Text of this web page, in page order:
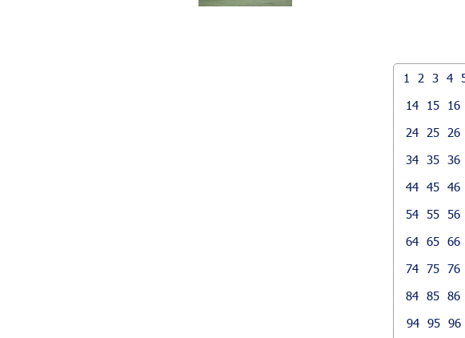
1 2 3 4
14
15 16
24
25 26
34 35 36
44 45 46
54 55 56
64 65 66
74 75 76
84 85 86
94 95 96